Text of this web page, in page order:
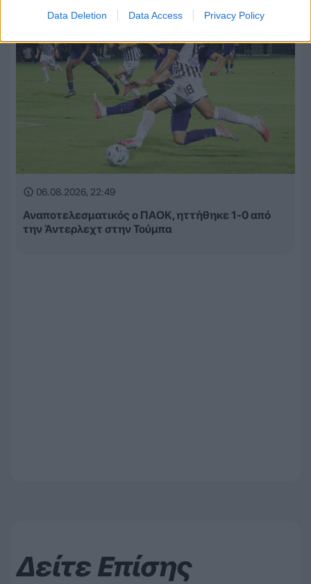
Data Deletion Data Access Privacy Policy
06.08.2026, 22:49
Αναποτελεσματικός ο ΠΑΟΚ, ηττήθηκε 1-0 από
την Άντερλεχτ στην Τούμπα
Δείτε Επίσης